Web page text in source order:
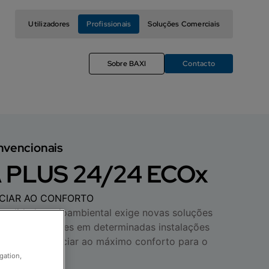
Utilizadores Profissionais Soluções Comerciais
Sobre BAXI Contacto
24/24 ECOx
AO CONFORTO
meioambiental exige novas soluções
contaminantes em determinadas instalações
ter de renunciar ao máximo conforto para o